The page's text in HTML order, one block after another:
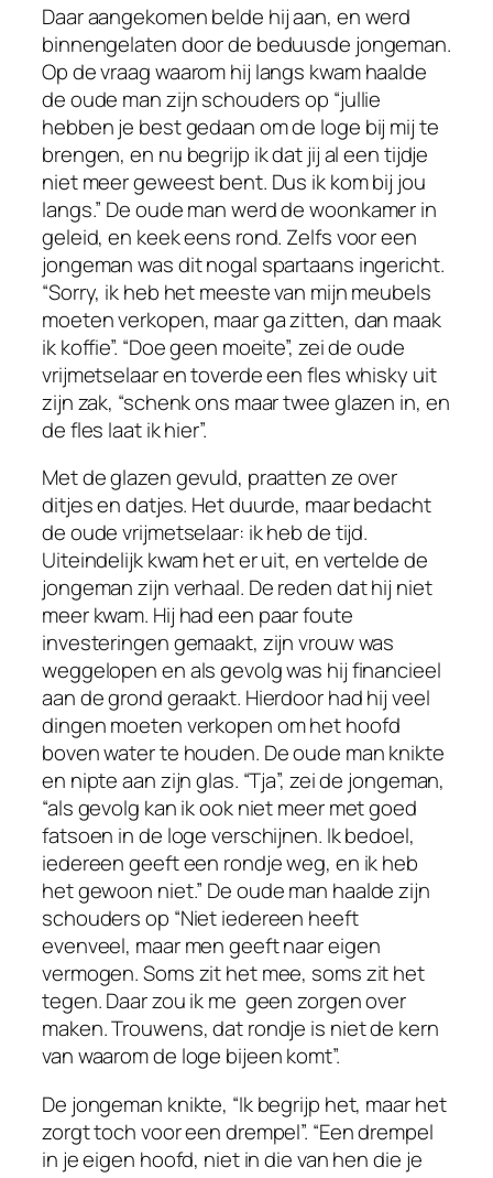
Daar aangekomen belde hij aan, en werd
binnengelaten door de beduusde jongeman.
Op de vraag waarom hij langs kwam haalde
de oude man zijn schouders op “jullie
hebben je best gedaan om de loge bij mij te
brengen, en nu begrijp ik dat jij al een tijdje
niet meer geweest bent. Dus ik kom bij jou
langs.” De oude man werd de woonkamer in
geleid, en keek eens rond. Zelfs voor een
jongeman was dit nogal spartaans ingericht.
“Sorry, ik heb het meeste van mijn meubels
moeten verkopen, maar ga zitten, dan maak
ik koffie”. “Doe geen moeite”, zei de oude
vrijmetselaar en toverde een fles whisky uit
zijn zak, “schenk ons maar twee glazen in, en
de fles laat ik hier”.
Met de glazen gevuld, praatten ze over
ditjes en datjes. Het duurde, maar bedacht
de oude vrijmetselaar: ik heb de tijd.
Uiteindelijk kwam het er uit, en vertelde de
jongeman zijn verhaal. De reden dat hij niet
meer kwam. Hij had een paar foute
investeringen gemaakt, zijn vrouw was
weggelopen en als gevolg was hij financieel
aan de grond geraakt. Hierdoor had hij veel
dingen moeten verkopen om het hoofd
boven water te houden. De oude man knikte
en nipte aan zijn glas. “Tja”, zei de jongeman,
“als gevolg kan ik ook niet meer met goed
fatsoen in de loge verschijnen. Ik bedoel,
iedereen geeft een rondje weg, en ik heb
het gewoon niet.” De oude man haalde zijn
schouders op “Niet iedereen heeft
evenveel, maar men geeft naar eigen
vermogen. Soms zit het mee, soms zit het
tegen. Daar zou ik me geen zorgen over
maken. Trouwens, dat rondje is niet de kern
van waarom de loge bijeen komt”.
De jongeman knikte, “Ik begrijp het, maar het
zorgt toch voor een drempel”. “Een drempel
in je eigen hoofd, niet in die van hen die je